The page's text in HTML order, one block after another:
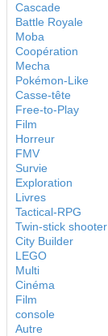
Cascade
Battle Royale
Moba
Coopération
Mecha
Pokémon-Like
Casse-tête
Free-to-Play
Film
Horreur
FMV
Survie
Exploration
Livres
Tactical-RPG
Twin-stick shooter
City Builder
LEGO
Multi
Cinéma
Film
console
Autre